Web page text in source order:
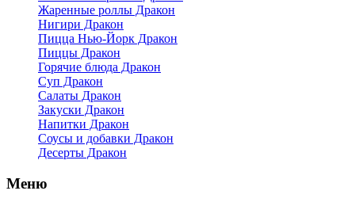
Жаренные роллы Дракон
Нигири Дракон
Пицца Нью-Йорк Дракон
Пиццы Дракон
Горячие блюда Дракон
Суп Дракон
Салаты Дракон
Закуски Дракон
Напитки Дракон
Соусы и добавки Дракон
Десерты Дракон
Меню